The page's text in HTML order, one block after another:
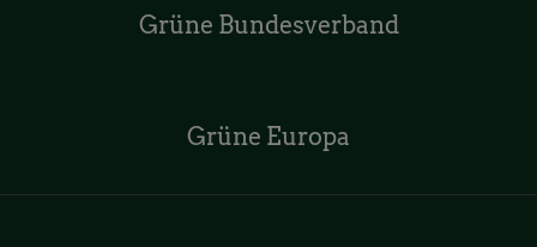
Grüne Bundesverband
Grüne Europa